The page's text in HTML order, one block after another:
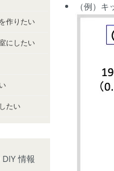
（例）
作りたい
にしたい
たい
情報